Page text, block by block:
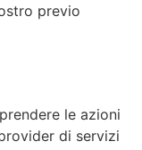
previo
le azioni
di servizi